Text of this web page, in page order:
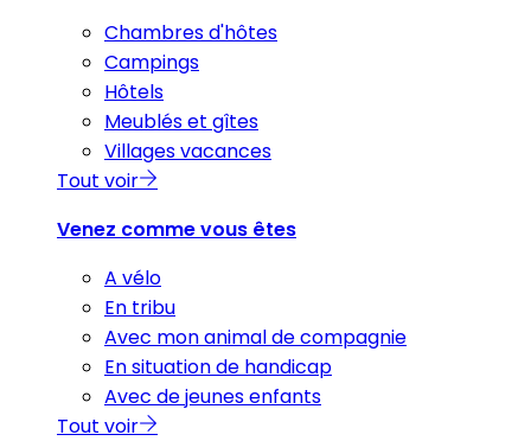
Chambres d'hôtes
Campings
Hôtels
Meublés et gîtes
Villages vacances
Tout voir
Venez comme vous êtes
A vélo
En tribu
Avec mon animal de compagnie
En situation de handicap
Avec de jeunes enfants
Tout voir